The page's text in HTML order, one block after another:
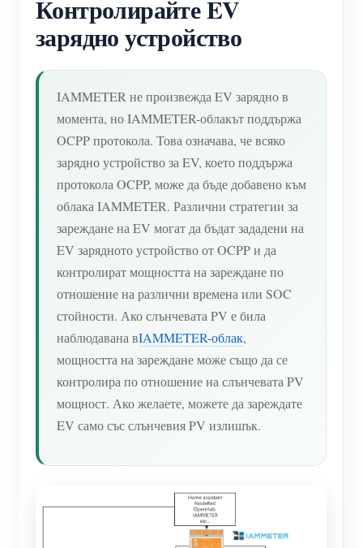
Контролирайте EV
зарядно устройство
IAMMETER не произвежда EV зарядно в
момента, но IAMMETER-облакът поддържа
OCPP протокола. Това означава, че всяко
зарядно устройство за EV, което поддържа
протокола OCPP, може да бъде добавено към
облака IAMMETER. Различни стратегии за
зареждане на EV могат да бъдат зададени на
EV зарядното устройство от OCPP и да
контролират мощността на зареждане по
отношение на различни времена или SOC
стойности. Ако слънчевата PV е била
наблюдавана вIAMMETER-облак,
мощността на зареждане може също да се
контролира по отношение на слънчевата PV
мощност. Ако желаете, можете да зареждате
EV само със слънчевия PV излишък.